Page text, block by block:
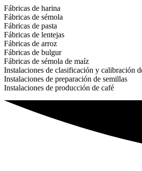
Fábricas de harina
Fábricas de sémola
Fábricas de pasta
Fábricas de lentejas
Fábricas de arroz
Fábricas de bulgur
Fábricas de sémola de maíz
Instalaciones de clasificación y calibración
Instalaciones de preparación de semillas
Instalaciones de producción de café